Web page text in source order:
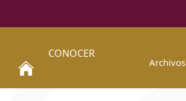
CONOCER
Archivos